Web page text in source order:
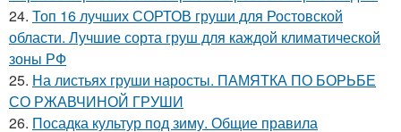
24. Топ 16 лучших СОРТОВ груши для Ростовской
области. Лучшие сорта груш для каждой климатической
зоны РФ
25. На листьях груши наросты. ПАМЯТКА ПО БОРЬБЕ
СО РЖАВЧИНОЙ ГРУШИ
26. Посадка культур под зиму. Общие правила